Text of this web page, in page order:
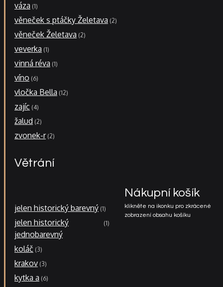
váza 1
věneček s ptáčky Želetava 2
věneček Želetava 2
veverka 1
vinná réva 1
víno 6
vločka Bella 12
zajíc 4
žalud 2
zvonek-r 2
Větrání
jelen historický barevný 1
jelen historický
jednobarevný
1
koláč 3
krakov 3
kytka a 6
Nákupní košík
klikněte na ikonku pro zkrácené
zobrazení obsahu košíku